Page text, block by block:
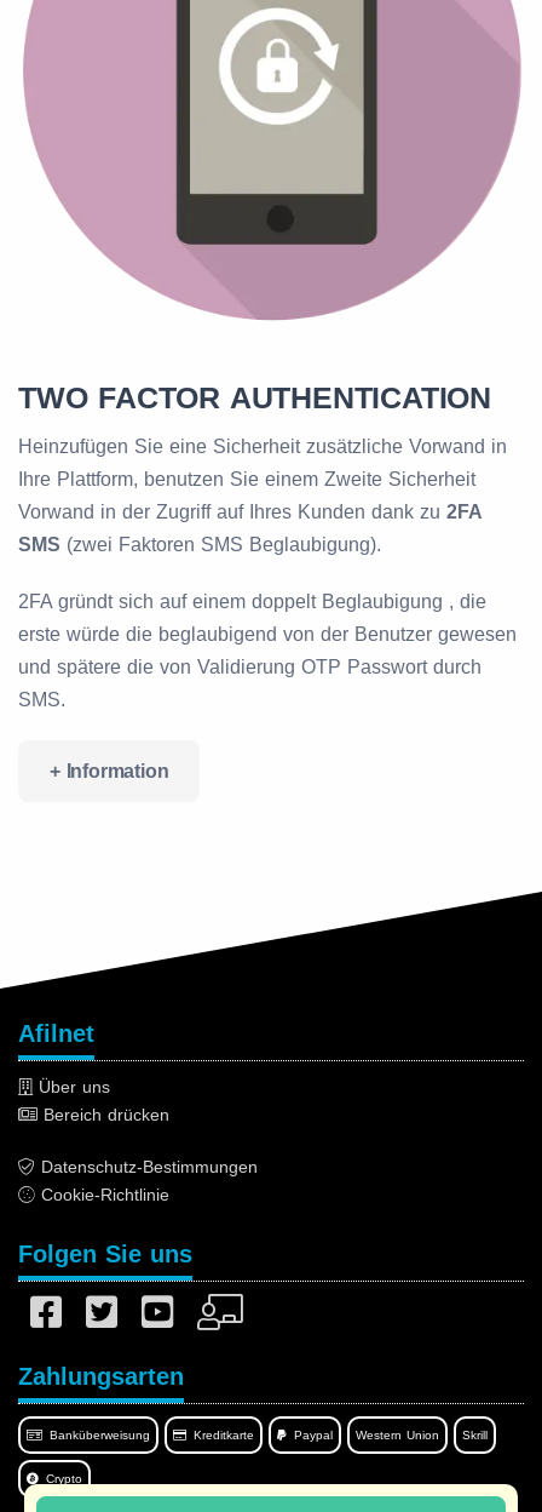
TWO FACTOR AUTHENTICATION
Heinzufügen Sie eine Sicherheit zusätzliche Vorwand in
Ihre Plattform, benutzen Sie einem Zweite Sicherheit
Vorwand in der Zugriff auf Ihres Kunden dank zu 2FA
SMS (zwei Faktoren SMS Beglaubigung).
2FA gründt sich auf einem doppelt Beglaubigung , die
erste würde die beglaubigend von der Benutzer gewesen
und spätere die von Validierung OTP Passwort durch
SMS.
+ Information
Afilnet
Über uns
Bereich drücken
Datenschutz-Bestimmungen
Cookie-Richtlinie
Folgen Sie uns
Zahlungsarten
Banküberweisung Kreditkarte Paypal Western Union Skrill
Crypto